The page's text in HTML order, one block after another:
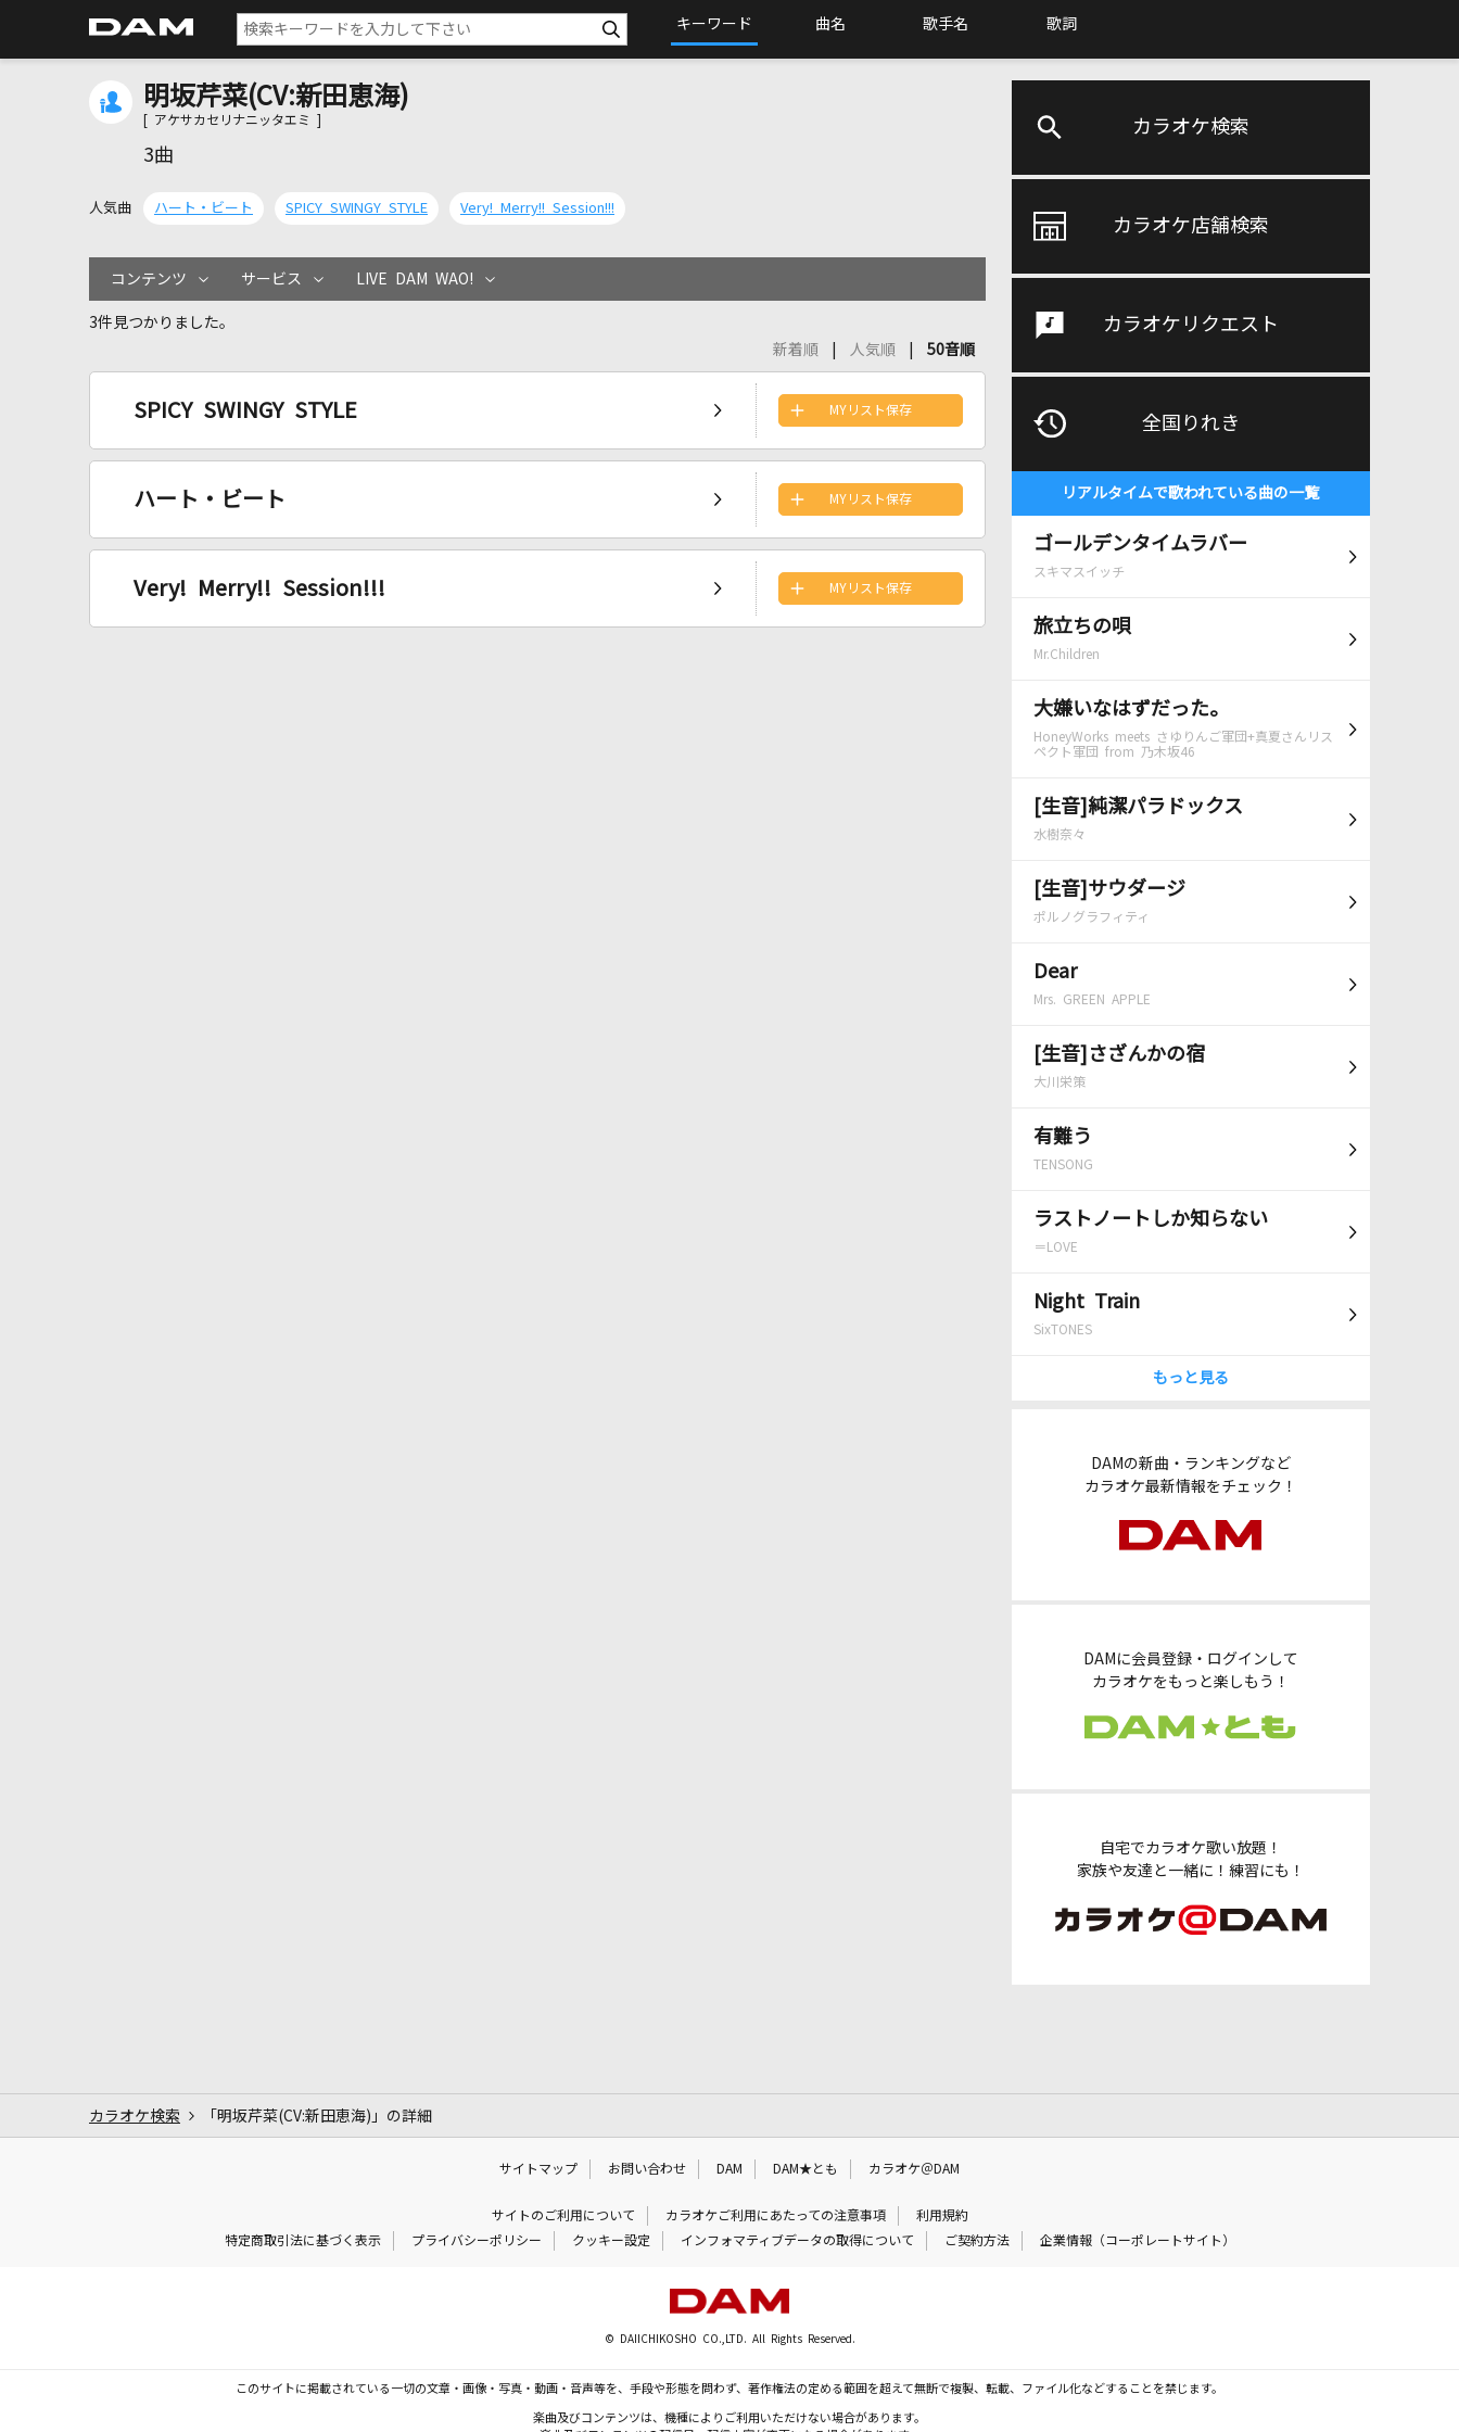
キーワード 曲名 歌手名 歌詞
カラオケ検索
カラオケ店舗検索
カラオケリクエスト
全国りれき
リアルタイムで歌われている曲の一覧
ゴールデンタイムラバー
スキマスイッチ
旅立ちの唄
Mr.Children
大嫌いなはずだった。
HoneyWorks meets さゆりんご軍団+真夏さんリス
ペクト軍団 from 乃木坂46
[生音]純潔パラドックス
水樹奈々
[生音]サウダージ
ポルノグラフィティ
Dear
Mrs. GREEN APPLE
[生音]さざんかの宿
大川栄策
有難う
TENSONG
ラストノートしか知らない
＝LOVE
Night Train
SixTONES
もっと見る
DAMの新曲・ランキングなど
カラオケ最新情報をチェック！
DAMに会員登録・ログインして
カラオケをもっと楽しもう！
自宅でカラオケ歌い放題！
家族や友達と一緒に！練習にも！
明坂芹菜(CV:新田恵海)
[ アケサカセリナニッタエミ ]
3曲
人気曲 ハート・ビート SPICY SWINGY STYLE Very! Merry!! Session!!!
コンテンツ サービス LIVE DAM WAO!
3件見つかりました。
新着順
人気順 50音順
SPICY SWINGY STYLE MYリスト保存
ハート・ビート MYリスト保存
Very! Merry!! Session!!! MYリスト保存
カラオケ検索 「明坂芹菜(CV:新田恵海)」の詳細
サイトマップ お問い合わせ DAM DAM★とも カラオケ＠DAM
サイトのご利用について カラオケご利用にあたっての注意事項
利用規約
特定商取引法に基づく表示
プライバシーポリシー クッキー設定 インフォマティブデータの取得について ご契約方法 企業情報（コーポレートサイト）
© DAIICHIKOSHO CO.,LTD. All Rights Reserved.
このサイトに掲載されている一切の文章・画像・写真・動画・音声等を、手段や形態を問わず、著作権法の定める範囲を超えて無断で複製、転載、ファイル化などすることを禁じます。
楽曲及びコンテンツは、機種によりご利用いただけない場合があります。